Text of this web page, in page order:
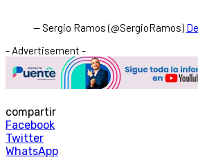
— Sergio Ramos (@SergioRamos)
- Advertisement -
compartir
Facebook
Twitter
WhatsApp